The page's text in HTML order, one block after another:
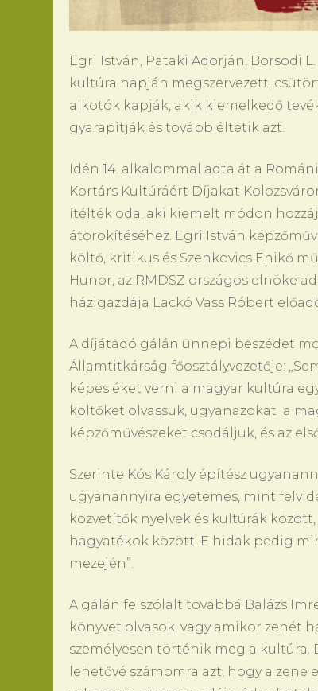
Egri István, Pataki Adorján, Borsodi
kultúra napján megszervezett,
alkotók kapják, akik kiemelkedő
gyarapítják és tovább éltetik azt.
Idén 14. alkalommal adta át a
Kortárs Kultúráért Díjakat
ítélték oda, aki kiemelt módon
átörökítéséhez. Egri István
költő, kritikus és Szenkovics Enikő
Hunor, az RMDSZ országos elnöke
házigazdája Lackó Vass Róbert
A díjátadó gálán ünnepi beszédet
Államtitkárság főosztályvezetője:
képes éket verni a magyar kultúra
költőket olvassuk, ugyanazokat a
képzőművészeket csodáljuk, és az
Szerinte Kós Károly építész
ugyanannyira egyetemes, mint
közvetítők nyelvek és kultúrák
hagyatékok között. E hidak pedig
mezején”.
A gálán felszólalt továbbá Balázs
könyvet olvasok, vagy amikor zenét
személyesen történik meg a
lehetővé számomra azt, hogy a